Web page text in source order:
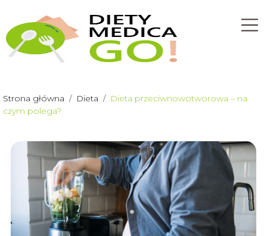
Strona główna / Dieta / Dieta przeciwnowotworowa – na
czym polega?